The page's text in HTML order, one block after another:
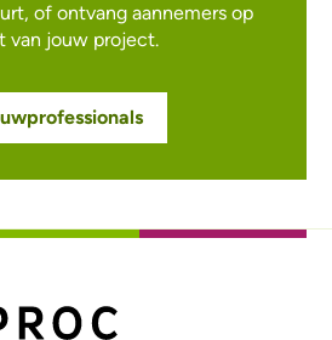
of ontvang aannemers op
van jouw project.